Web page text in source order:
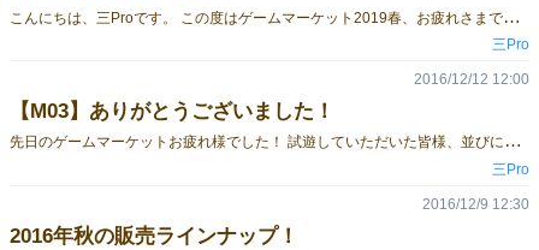
こ
んにちは、三Proです。 この度はゲームマーケット2019春、お疲れさまでした！ 先日は三Proブースにお越しくださいました皆様、ありがとうございました。 おかげさまで、今回の新作『申し訳ございませんお客様！』が完売致しました。 また、既刊の４作品も多くの方に手に取っていただきました。 ご購入してくださった方はもちろん、試遊してくださった方、立ち止まって興味を持ってくださった皆様にお礼申し上げます。 好評だった新作につきましては、今後委託や通販を行うかについて協議をしております。 （皆様のご希望の声があれば実現するかもしれません…！） 次回のゲームマーケットに残りの在庫を持っていく予定ですので、そちらをお待ちください。 ☆ご購入いただきました皆様へ☆ Twitterにプレイレポート等をあげる際は、（#三Pro）を付けていただけると嬉しいです！ 製作者のエゴサがはかどりますので、気が向きましたらお願い致します。 そして、次回に向けて新作も鋭意製作中でございます。 これからも三Proをよろしくお願い致します！
三Pro
【M03】ありがとうございました！
先
日のゲームマーケットお疲れ様でした！ 試遊していただいた皆様、並びに買っていただいた皆様本当にありがとうございました！ 今回のゲームマーケットでは、「せんきょッ！」と「怪盗レインボー」と「銀河の車窓から」を販売させていただきました。 次回のゲームマーケットに向けて、第４弾、第５弾も誠意制作中ですので、ぜひよろしくお願いします！
2016/12/12 12:00
三Pro
2016年秋の販売ラインナップ！
2016/12/9 12:30